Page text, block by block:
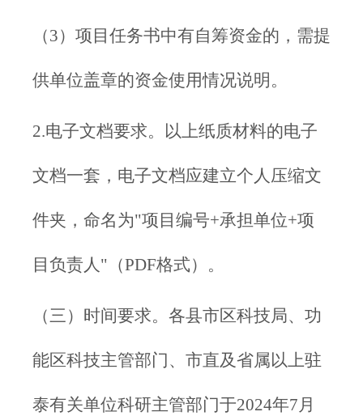
（3）项目任务书中有自筹资金的，需提
供单位盖章的资金使用情况说明。
2.电子文档要求。以上纸质材料的电子
文档一套，电子文档应建立个人压缩文
件夹，命名为"项目编号+承担单位+项
目负责人"（PDF格式）。
（三）时间要求。各县市区科技局、功
能区科技主管部门、市直及省属以上驻
泰有关单位科研主管部门于2024年7月